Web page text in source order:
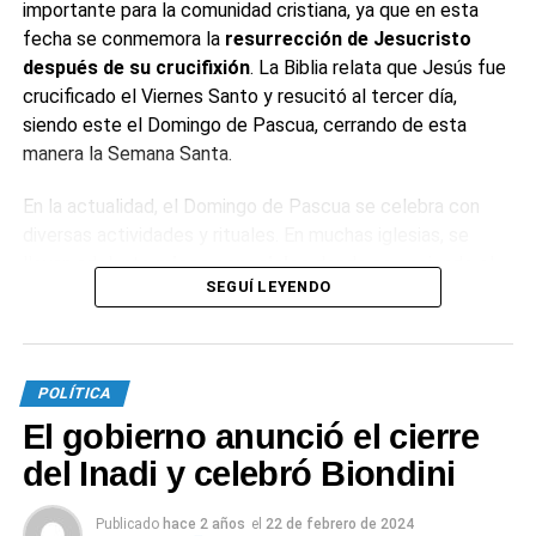
importante para la comunidad cristiana, ya que en esta
fecha se conmemora la resurrección de Jesucristo
después de su crucifixión. La Biblia relata que Jesús fue
crucificado el Viernes Santo y resucitó al tercer día,
siendo este el Domingo de Pascua, cerrando de esta
manera la Semana Santa.
En la actualidad, el Domingo de Pascua se celebra con
llevan adelantemisas especialesdonde se enciende el
cirio pascual, simbolizando a Cristo como la luz del mundo.
familiares y celebraciones.
¿Por qué se comen huevos de chocolate
en Pascua?
El huevo de chocolate es una
SEGUÍ LEYENDO
POLÍTICA
El gobierno anunció el cierre
del Inadi y celebró Biondini
Publicado hace 2 años el 22 de febrero de 2024